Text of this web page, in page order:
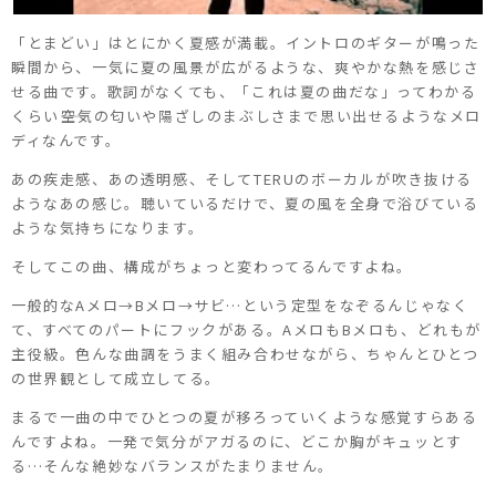
「とまどい」はとにかく夏感が満載。イントロのギターが鳴った
瞬間から、一気に夏の風景が広がるような、爽やかな熱を感じさ
せる曲です。歌詞がなくても、「これは夏の曲だな」ってわかる
くらい――空気の匂いや陽ざしのまぶしさまで思い出せるようなメロ
ディなんです。
あの疾走感、あの透明感、そしてTERUのボーカルが吹き抜ける
ようなあの感じ。聴いているだけで、夏の風を全身で浴びている
ような気持ちになります。
そしてこの曲、構成がちょっと変わってるんですよね。
一般的なAメロ→Bメロ→サビ…という定型をなぞるんじゃなく
て、すべてのパートにフックがある。AメロもBメロも、どれもが
主役級。色んな曲調をうまく組み合わせながら、ちゃんとひとつ
の世界観として成立してる。
まるで一曲の中でひとつの夏が移ろっていくような感覚すらある
んですよね。一発で気分がアガるのに、どこか胸がキュッとす
る…そんな絶妙なバランスがたまりません。